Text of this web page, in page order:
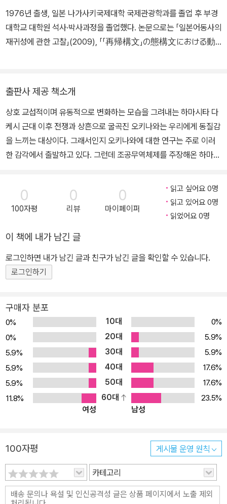
1976년 출생, 일본 나가사키국제대학 국제관광학과를 졸업 후 부경
대학교 대학원 석사·박사과정을 졸업했다. 논문으로는 「일본어동사의
재귀성에 관한 고찰」(2009), 「「再帰構文」の態構文における動
다.
출판사 제공 책소개
상호 교섭적이며 유동적으로 변화하는 모습을 그려내는 하마시타 다
케시 근대 이후 전쟁과 상흔으로 굴곡진 오키나와는 우리에게 동질감
을 느끼는 대상이다. 그래서인지 오키나와에 대한 연구는 주로 이러
한 감각에서 출발하고 있다. 그런데 조공무역체제를 주장해온 하마시
나와 및 동아시아에 대해서 우리들이 가지고 있는 인식의 틀을 기존
의 국민국가 및 육역을 중심으로 형성된 주변으로서의 오키나와가 아
니라, 류큐왕국 당시의 중국 및 동아시아의 지역과 해역을 둘러싸고
귀화’를 시도하고 있다. 근대 이후, 배타적인 국민국가의 획일적이고
균질화된 주권 아래로 포섭하려는 재해권의 사고가 작동하면서 지역
및 해역은 국가의 하위 개념으로 인식되어 왔고, 그 결과 이들 주변이
가지는 독자성과 이질성은 사유로부터 배제되었다. 오키나와 역시,
같이 근대 이후의 일미 간의 관계성 속에서 수동적이고 닫힌 공간으
로 기술되는 경우가 많은데, 근대 이전의 해역에 집중하면 오히려 기
존의 육역 중심의 관점에서는 포착할 수 없었던 역동적인 해역 네트
워크가 부상한다. 하마시타 다케시는 지금까지 육역을 중심으로 형성
된 사고, 즉 중앙과 지방, 중심과 주변, 종주권과 주권, 남과 북, 개와
폐, 관과 민의 관계를 전복시켜 동아시아ㆍ동남아시아의 해역 네트워
크를 중심으로 상호 교섭적이며 유동적으로 변화하는 모습을 그려내
술루에 이르는 교역로와 서쪽 대륙부 연안을 따라서 태국, 말라카로
이어지는 교역로와 연결되어 있고, 이곳을 통해 동아시아ㆍ동남아시
아의 중국인계 상인뿐만 아니라 인도 상인, 이슬람 상인, 나아가 유럽
상인도 참가하는 이른바 해역의 연쇄를 확인할 수 있다. 류큐는 명대
에 이르기까지 대만과 연결되는 일련의 연쇄 도서로 인식되었고, 동
0
100자평
0
리뷰
0
마이페이퍼
읽고 싶어요 0명
읽고 있어요 0명
읽었어요 0명
이 책에 내가 남긴 글
로그인하면 내가 남긴 글과 친구가 남긴 글을 확인할 수 있습니다.
로그인하기
구매자 분포
0% 10대
0%
0%
20대
5.9%
5.9%
30대
5.9%
5.9%
40대
17.6%
5.9%
50대
17.6%
11.8%
60대
23.5%
여성
남성
100자평 게시물 운영 원칙
카테고리